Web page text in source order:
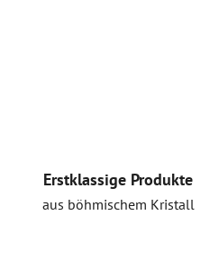
Erstklassige Produkte
aus böhmischem Kristall